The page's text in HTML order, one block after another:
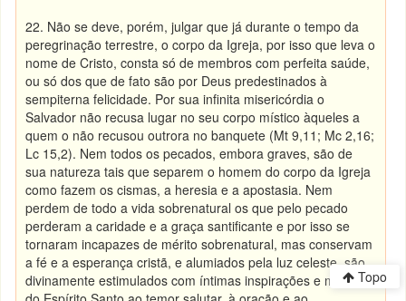
22. Não se deve, porém, julgar que já durante o tempo da
peregrinação terrestre, o corpo da Igreja, por isso que leva o
nome de Cristo, consta só de membros com perfeita saúde,
ou só dos que de fato são por Deus predestinados à
sempiterna felicidade. Por sua infinita misericórdia o
Salvador não recusa lugar no seu corpo místico àqueles a
quem o não recusou outrora no banquete (Mt 9,11; Mc 2,16;
Lc 15,2). Nem todos os pecados, embora graves, são de
sua natureza tais que separem o homem do corpo da Igreja
como fazem os cismas, a heresia e a apostasia. Nem
perdem de todo a vida sobrenatural os que pelo pecado
perderam a caridade e a graça santificante e por isso se
tornaram incapazes de mérito sobrenatural, mas conservam
a fé e a esperança cristã, e alumiados pela luz celeste, são
divinamente estimulados com íntimas inspirações e moçõesTopo